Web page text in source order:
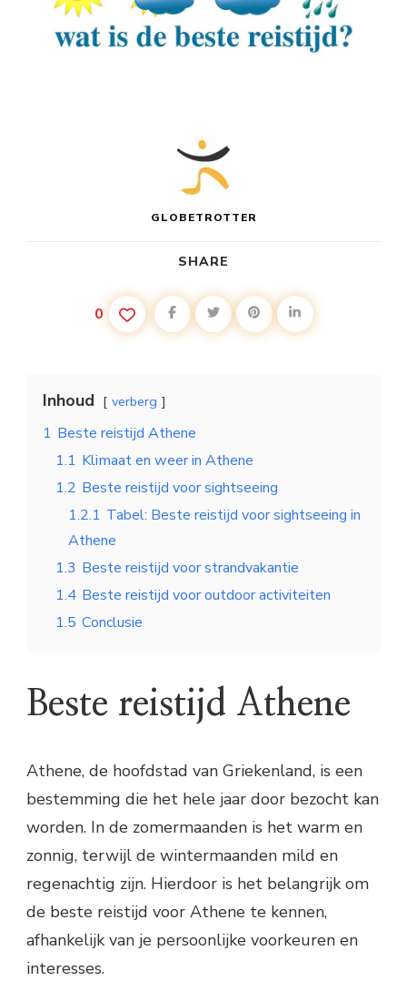
GLOBETROTTER
SHARE
0
Inhoud verberg
1 Beste reistijd Athene
1.1 Klimaat en weer in Athene
1.2 Beste reistijd voor sightseeing
1.2.1 Tabel: Beste reistijd voor sightseeing in
Athene
1.3 Beste reistijd voor strandvakantie
1.4 Beste reistijd voor outdoor activiteiten
1.5 Conclusie
Beste reistijd Athene
Athene, de hoofdstad van Griekenland, is een
bestemming die het hele jaar door bezocht kan
worden. In de zomermaanden is het warm en
zonnig, terwijl de wintermaanden mild en
regenachtig zijn. Hierdoor is het belangrijk om
de beste reistijd voor Athene te kennen,
afhankelijk van je persoonlijke voorkeuren en
interesses.